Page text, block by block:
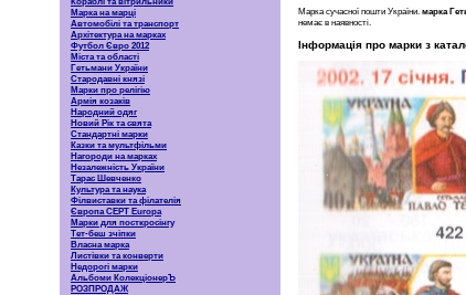
Марка на марці
Автомобілі та транспорт
Архітектура на марках
Футбол Євро 2012
Міста та області
Гетьмани України
Стародавні князі
Марки про релігію
Армія козаків
Народний одяг
Новий Рік та свята
Стандартні марки
Казки та мультфільми
Нагороди на марках
Незалежність України
Тарас Шевченко
Культура та наука
Філвиставки та філателія
Європа CEPT Europa
Марки для посткросінгу
Тет-беш зчіпки
Власна марка
Листівки та конверти
Недорогі марки
Альбоми КолекціонерЪ
РОЗПРОДАЖ
Марка сучасної пошти України. марка
немає в наявності.
Інформація про марки з